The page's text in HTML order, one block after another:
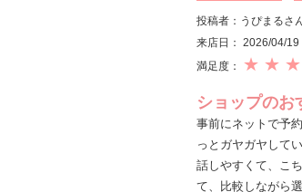
投稿者：うぴまる
来店日： 2026/04/19
満足度： ★ ★
ショップのお
事前にネットで予
っとガヤガヤして
話しやすくて、こ
て、比較しながら